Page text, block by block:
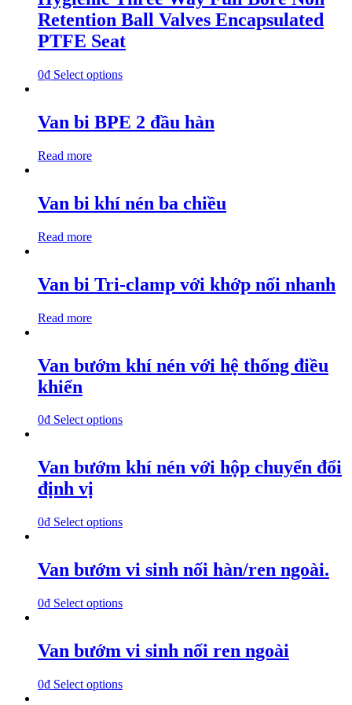
Retention Ball Valves Encapsulated
PTFE Seat
0₫ Select options
Van bi BPE 2 đầu hàn
Read more
Van bi khí nén ba chiều
Read more
Van bi Tri-clamp với khớp nối nhanh
Read more
Van bướm khí nén với hệ thống điều
khiển
0₫ Select options
Van bướm khí nén với hộp chuyển đổi
định vị
0₫ Select options
Van bướm vi sinh nối hàn/ren ngoài.
0₫ Select options
Van bướm vi sinh nối ren ngoài
0₫ Select options